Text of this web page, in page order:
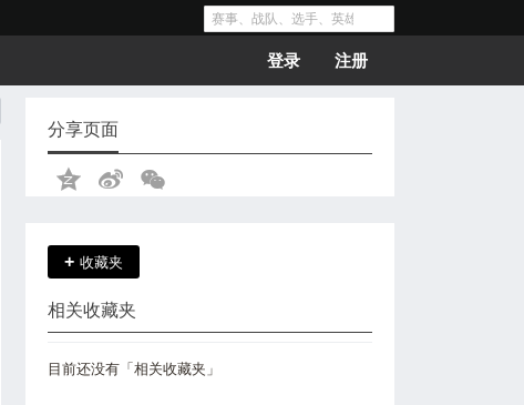
登录 注册
分享页面
+ 收藏夹
相关收藏夹
目前还没有「相关收藏夹」